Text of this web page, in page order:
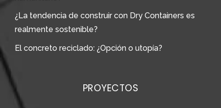
¿La tendencia de construir con Dry Containers es
realmente sostenible?
El concreto reciclado: ¿Opción o utopía?
PROYECTOS